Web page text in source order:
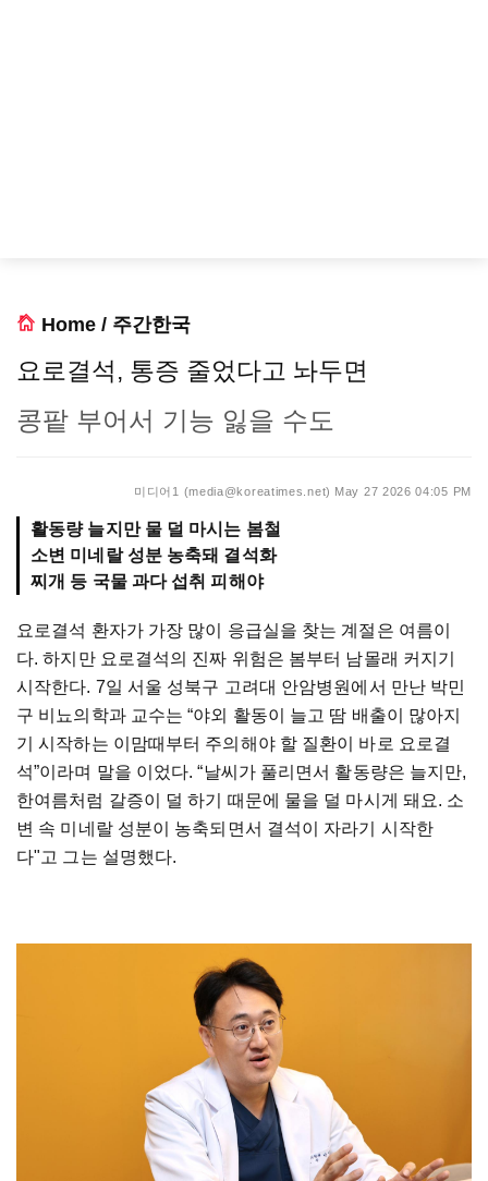
Home / 주간한국
요로결석, 통증 줄었다고 놔두면
콩팥 부어서 기능 잃을 수도
미디어1 (media@koreatimes.net) May 27 2026 04:05 PM
활동량 늘지만 물 덜 마시는 봄철
소변 미네랄 성분 농축돼 결석화
찌개 등 국물 과다 섭취 피해야
요로결석 환자가 가장 많이 응급실을 찾는 계절은 여름이
다. 하지만 요로결석의 진짜 위험은 봄부터 남몰래 커지기
시작한다. 7일 서울 성북구 고려대 안암병원에서 만난 박민
구 비뇨의학과 교수는 “야외 활동이 늘고 땀 배출이 많아지
기 시작하는 이맘때부터 주의해야 할 질환이 바로 요로결
석”이라며 말을 이었다. “날씨가 풀리면서 활동량은 늘지만,
한여름처럼 갈증이 덜 하기 때문에 물을 덜 마시게 돼요. 소
변 속 미네랄 성분이 농축되면서 결석이 자라기 시작한
다"고 그는 설명했다.